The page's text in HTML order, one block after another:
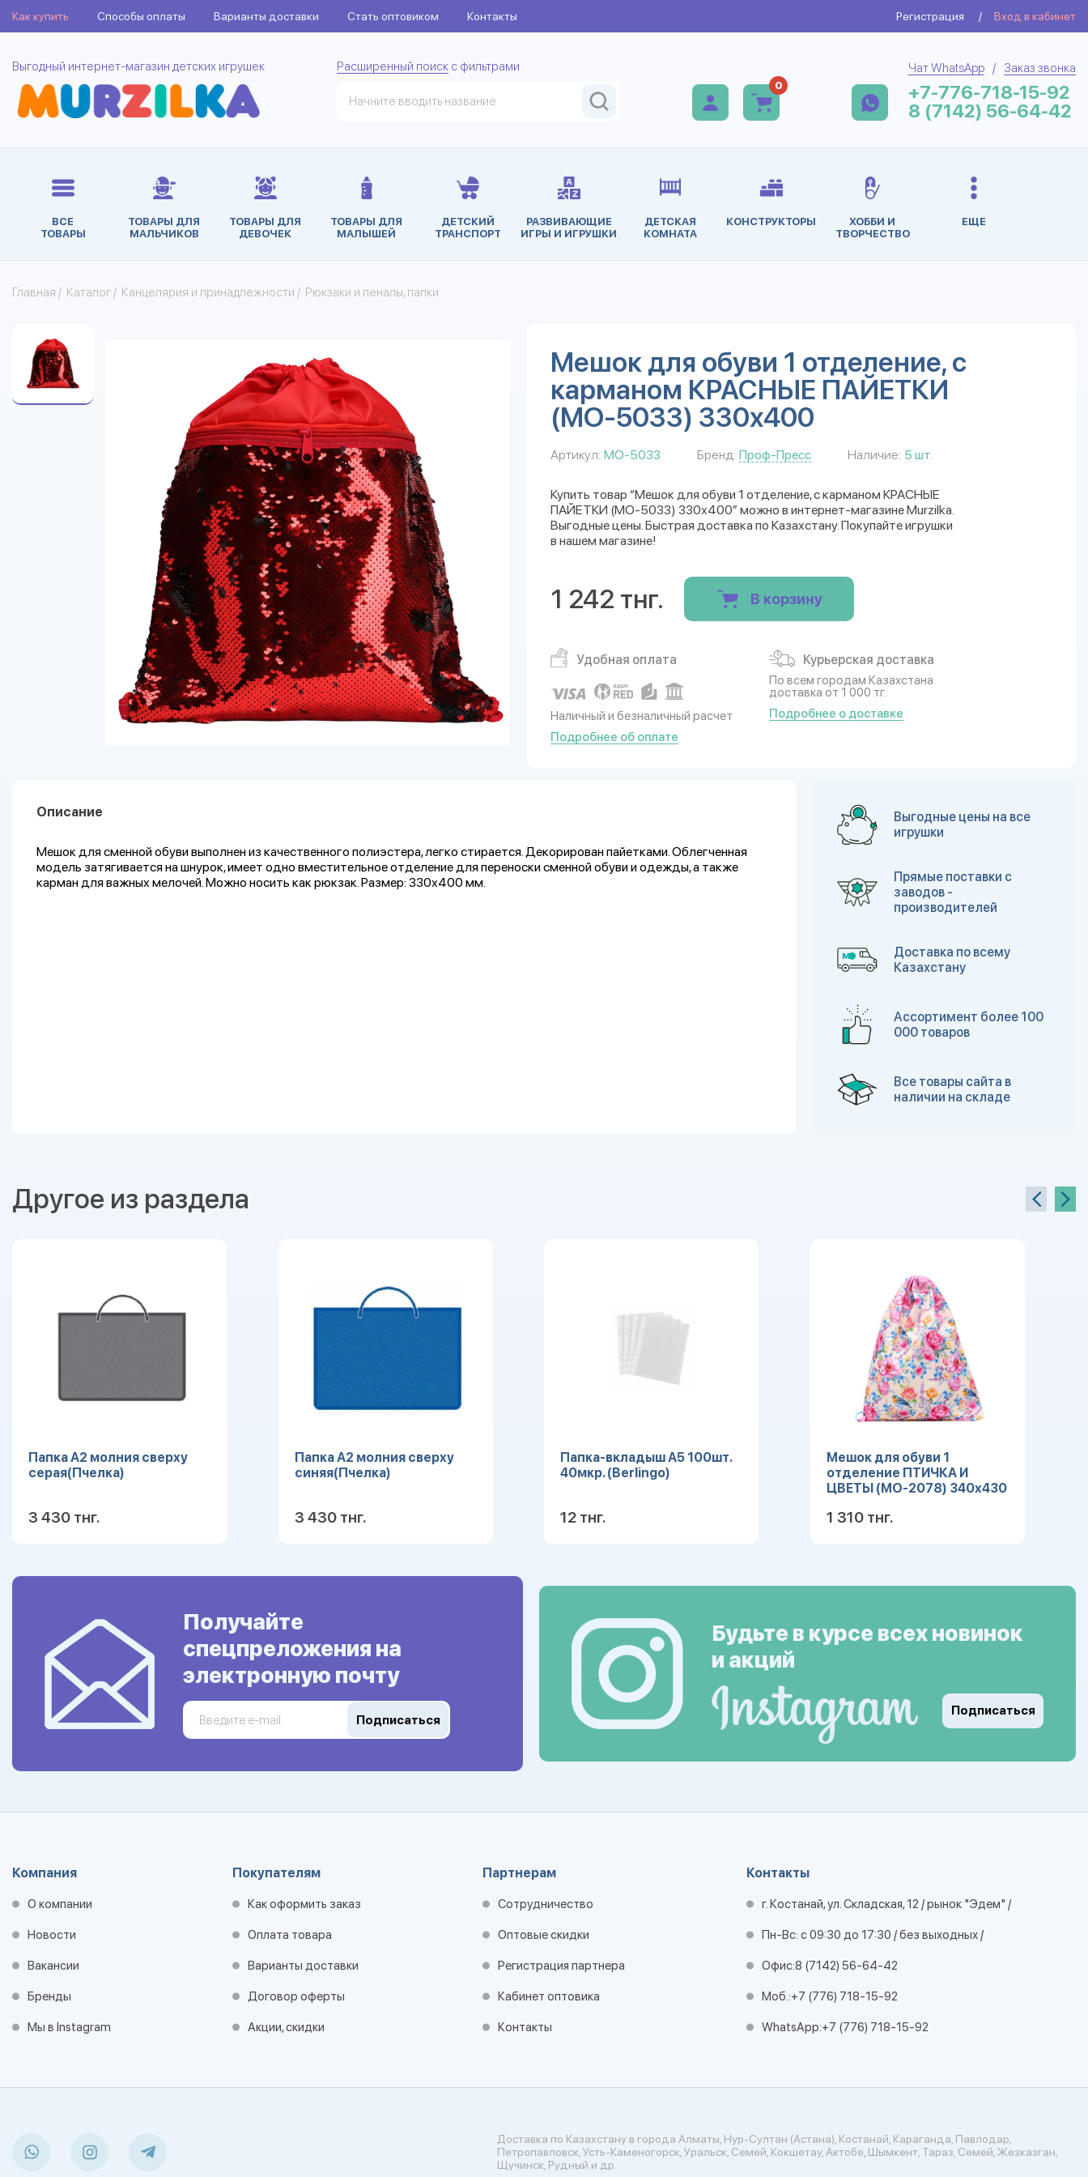
Как купить Способы оплаты Варианты доставки Стать оптовиком Контакты Регистрация / Вход в кабинет
Выгодный интернет-магазин детских игрушек Расширенный поиск с фильтрами
0
Чат WhatsApp / Заказ звонка
+7-776-718-15-92
8 (7142) 56-64-42
ВСЕ
ТОВАРЫ
ТОВАРЫ ДЛЯ
МАЛЬЧИКОВ
ТОВАРЫ ДЛЯ
ДЕВОЧЕК
ТОВАРЫ ДЛЯ
МАЛЫШЕЙ
ДЕТСКИЙ
ТРАНСПОРТ
РАЗВИВАЮЩИЕ
ИГРЫ И ИГРУШКИ
ДЕТСКАЯ
КОМНАТА
КОНСТРУКТОРЫ
ХОББИ И
ТВОРЧЕСТВО
ЕЩЕ
Главная / Каталог / Канцелярия и принадлежности / Рюкзаки и пеналы, папки
Мешок для обуви 1 отделение, с
карманом КРАСНЫЕ ПАЙЕТКИ
(МО-5033) 330х400
Артикул: МО-5033 Бренд: Проф-Пресс Наличие: 5 шт.
Купить товар “Мешок для обуви 1 отделение, с карманом КРАСНЫЕ
ПАЙЕТКИ (МО-5033) 330х400” можно в интернет-магазине Murzilka.
Выгодные цены. Быстрая доставка по Казахстану. Покупайте игрушки
в нашем магазине!
1 242 тнг. В корзину
Удобная оплата
Наличный и безналичный расчет
Подробнее об оплате
Курьерская доставка
По всем городам Казахстана
доставка от 1 000 тг.
Подробнее о доставке
Описание
Мешок для сменной обуви выполнен из качественного полиэстера, легко стирается. Декорирован пайетками. Облегченная
модель затягивается на шнурок, имеет одно вместительное отделение для переноски сменной обуви и одежды, а также
карман для важных мелочей. Можно носить как рюкзак. Размер: 330х400 мм.
Выгодные цены на все
игрушки
Прямые поставки с
заводов -
производителей
Доставка по всему
Казахстану
Ассортимент более 100
000 товаров
Все товары сайта в
наличии на складе
Другое из раздела
Папка А2 молния сверху
серая(Пчелка)
3 430 тнг.
Папка А2 молния сверху
синяя(Пчелка)
3 430 тнг.
Папка-вкладыш А5 100шт.
40мкр. (Berlingo)
12 тнг.
Мешок для обуви 1
отделение ПТИЧКА И
ЦВЕТЫ (МО-2078) 340х430
1 310 тнг.
Получайте
спецпреложения на
электронную почту
Подписаться
Будьте в курсе всех новинок
и акций
Подписаться
Компания
О компании
Новости
Вакансии
Бренды
Мы в Instagram
Покупателям
Как оформить заказ
Оплата товара
Варианты доставки
Договор оферты
Акции, скидки
Партнерам
Сотрудничество
Оптовые скидки
Регистрация партнера
Кабинет оптовика
Контакты
Контакты
г. Костанай, ул. Складская, 12 / рынок "Эдем" /
Пн-Вс: с 09:30 до 17:30 / без выходных /
Офис:8 (7142) 56-64-42
Моб.:+7 (776) 718-15-92
WhatsApp:+7 (776) 718-15-92
Доставка по Казахстану в города Алматы, Нур-Султан (Астана), Костанай, Караганда, Павлодар,
Петропавловск, Усть-Каменогорск, Уральск, Семей, Кокшетау, Актобе, Шымкент, Тараз, Семей, Жезказган,
Щучинск, Рудный и др.